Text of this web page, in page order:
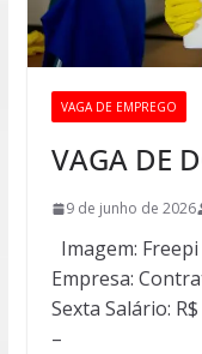
VAGA DE EMPREGO
VAGA DE
9 de junho de 2026
Imagem:
Empresa:
Sexta Salário:
–